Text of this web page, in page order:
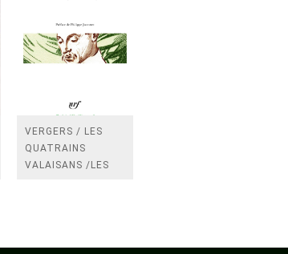
VERGERS / LES
QUATRAINS
VALAISANS /LES